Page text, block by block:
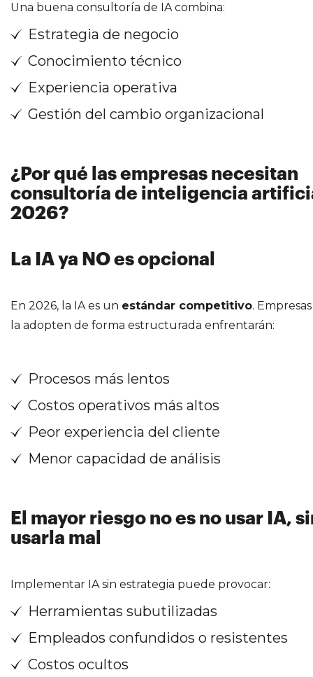
Una buena consultoría de IA combina:
Estrategia de negocio
Conocimiento técnico
Experiencia operativa
Gestión del cambio organizacional
¿Por qué las empresas necesitan
consultoría de inteligencia
2026?
La IA ya NO es opcional
En 2026, la IA es un estándar competitivo.
la adopten de forma estructurada enfrentarán:
Procesos más lentos
Costos operativos más altos
Peor experiencia del cliente
Menor capacidad de análisis
El mayor riesgo no es no usar IA,
usarla mal
Implementar IA sin estrategia puede provocar:
Herramientas subutilizadas
Empleados confundidos o resistentes
Costos ocultos